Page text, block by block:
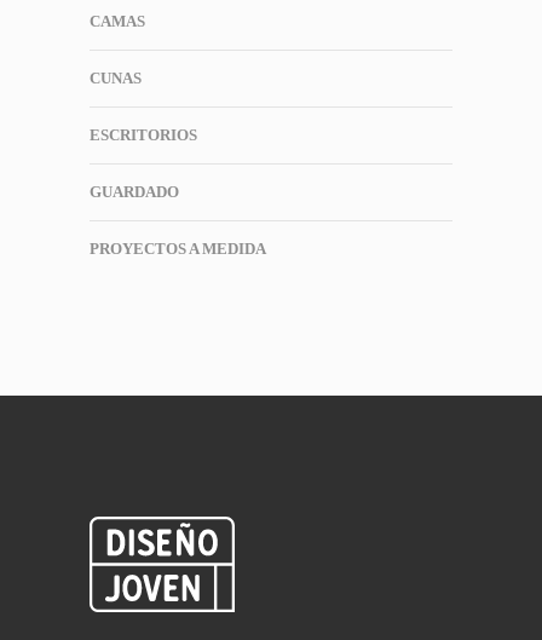
CAMAS
CUNAS
ESCRITORIOS
GUARDADO
PROYECTOS A MEDIDA